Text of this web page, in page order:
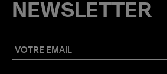
NEWSLETTER